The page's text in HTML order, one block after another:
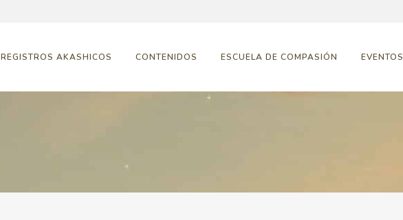
REGISTROS AKASHICOS CONTENIDOS ESCUELA DE COMPASIÓN EVENTOS